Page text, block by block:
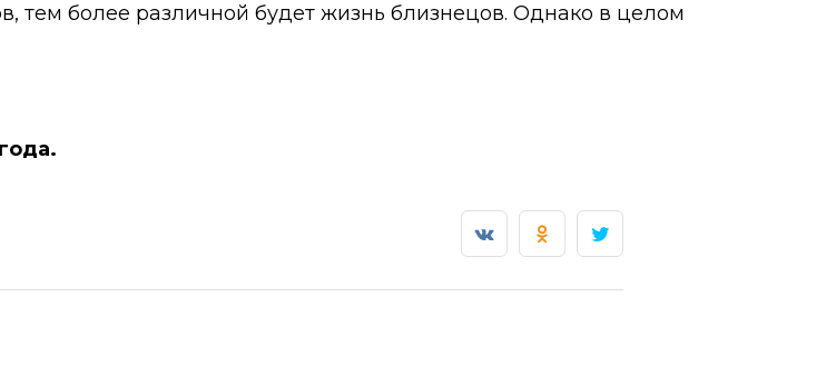
более различной будет жизнь близнецов. Однако в целом